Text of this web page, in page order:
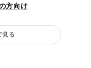
方向け
見る